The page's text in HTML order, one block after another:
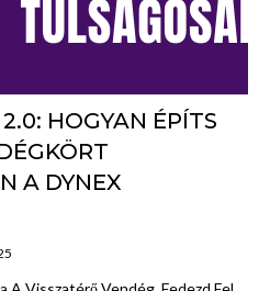
HOGYAN ÉPÍTS
A DYNEX